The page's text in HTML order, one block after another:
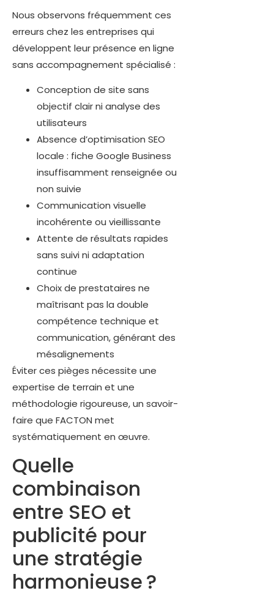
Nous observons fréquemment ces
erreurs chez les entreprises qui
développent leur présence en ligne
sans accompagnement spécialisé :
Conception de site sans
objectif clair ni analyse des
utilisateurs
Absence d’optimisation SEO
locale : fiche Google Business
insuffisamment renseignée ou
non suivie
Communication visuelle
incohérente ou vieillissante
Attente de résultats rapides
sans suivi ni adaptation
continue
Choix de prestataires ne
maîtrisant pas la double
compétence technique et
communication, générant des
mésalignements
Éviter ces pièges nécessite une
expertise de terrain et une
méthodologie rigoureuse, un savoir-
faire que FACTON met
systématiquement en œuvre.
Quelle
combinaison
entre SEO et
publicité pour
une stratégie
harmonieuse ?